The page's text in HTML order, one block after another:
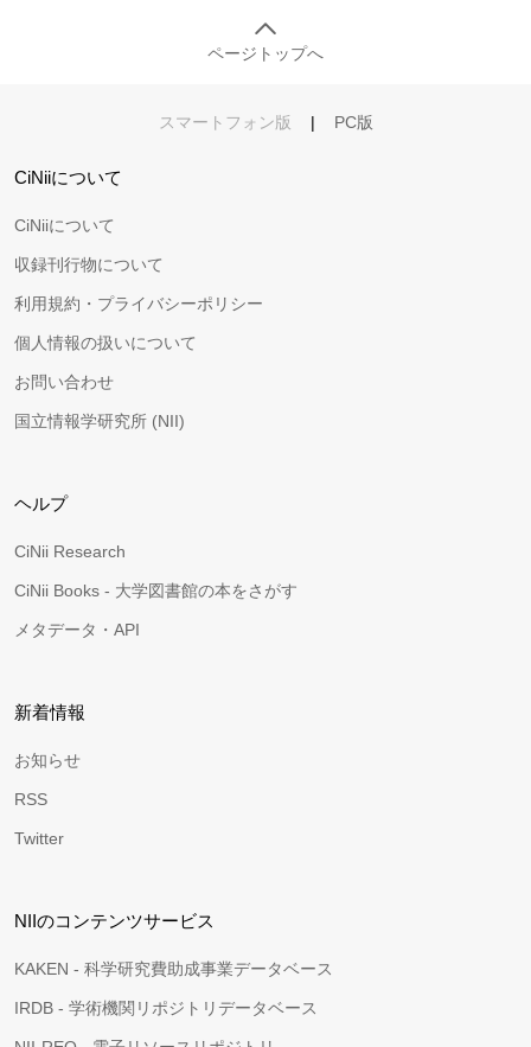
ページトップへ
スマートフォン版 | PC版
CiNiiについて
CiNiiについて
収録刊行物について
利用規約・プライバシーポリシー
個人情報の扱いについて
お問い合わせ
国立情報学研究所 (NII)
ヘルプ
CiNii Research
CiNii Books - 大学図書館の本をさがす
メタデータ・API
新着情報
お知らせ
RSS
Twitter
NIIのコンテンツサービス
KAKEN - 科学研究費助成事業データベース
IRDB - 学術機関リポジトリデータベース